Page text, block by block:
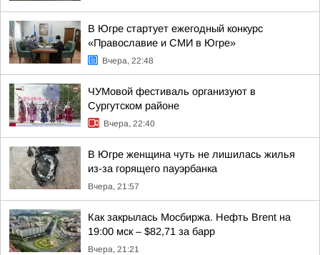
В Югре стартует ежегодный конкурс
«Православие и СМИ в Югре»
Вчера, 22:48
ЧУМовой фестиваль организуют в
Сургутском районе
Вчера, 22:40
В Югре женщина чуть не лишилась жилья
из-за горящего пауэрбанка
Вчера, 21:57
Как закрылась Мосбиржа. Нефть Brent на
19:00 мск – $82,71 за барр
Вчера, 21:21